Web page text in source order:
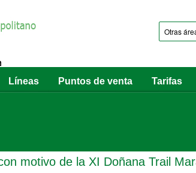
Líneas Puntos de venta Tarifas
motivo de la XI Doñana Trail